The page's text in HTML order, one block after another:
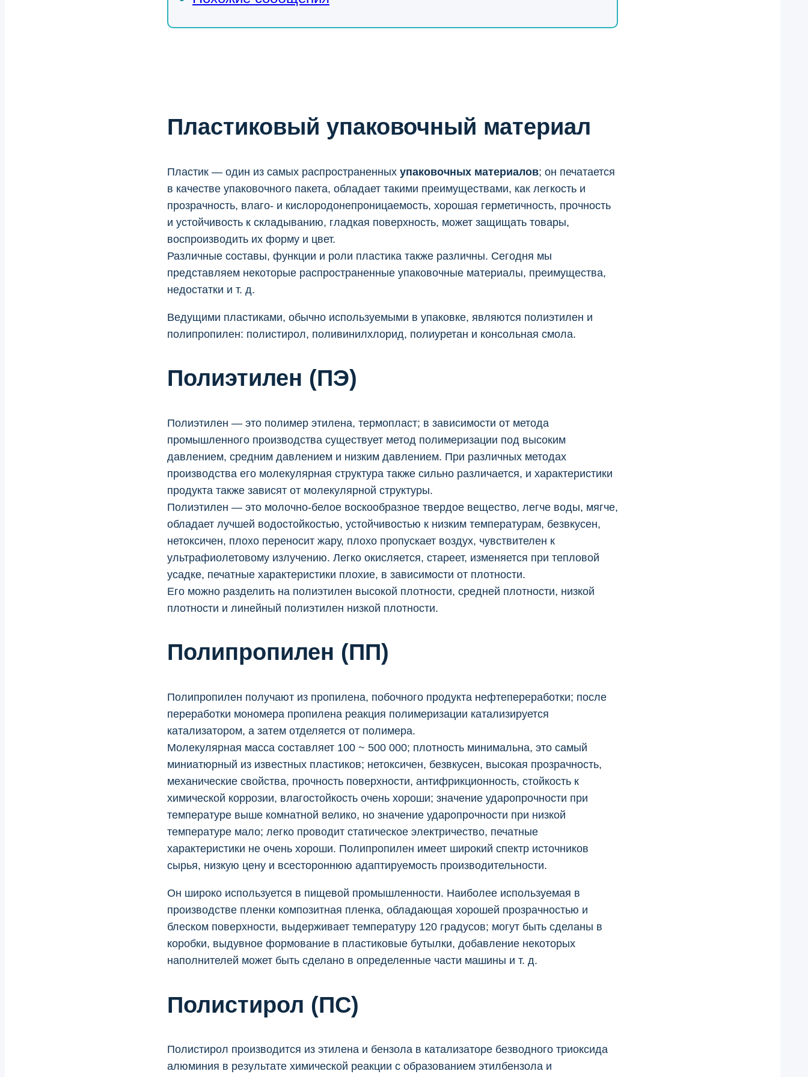
Пластиковый упаковочный материал
Пластик — один из самых распространенных упаковочных материалов; он печатается
в качестве упаковочного пакета, обладает такими преимуществами, как легкость и
прозрачность, влаго- и кислородонепроницаемость, хорошая герметичность, прочность
и устойчивость к складыванию, гладкая поверхность, может защищать товары,
воспроизводить их форму и цвет.
Различные составы, функции и роли пластика также различны. Сегодня мы
представляем некоторые распространенные упаковочные материалы, преимущества,
недостатки и т. д.
Ведущими пластиками, обычно используемыми в упаковке, являются полиэтилен и
полипропилен: полистирол, поливинилхлорид, полиуретан и консольная смола.
Полиэтилен (ПЭ)
Полиэтилен — это полимер этилена, термопласт; в зависимости от метода
промышленного производства существует метод полимеризации под высоким
давлением, средним давлением и низким давлением. При различных методах
производства его молекулярная структура также сильно различается, и характеристики
продукта также зависят от молекулярной структуры.
Полиэтилен — это молочно-белое воскообразное твердое вещество, легче воды, мягче,
обладает лучшей водостойкостью, устойчивостью к низким температурам, безвкусен,
нетоксичен, плохо переносит жару, плохо пропускает воздух, чувствителен к
ультрафиолетовому излучению. Легко окисляется, стареет, изменяется при тепловой
усадке, печатные характеристики плохие, в зависимости от плотности.
Его можно разделить на полиэтилен высокой плотности, средней плотности, низкой
плотности и линейный полиэтилен низкой плотности.
Полипропилен (ПП)
Полипропилен получают из пропилена, побочного продукта нефтепереработки; после
переработки мономера пропилена реакция полимеризации катализируется
катализатором, а затем отделяется от полимера.
Молекулярная масса составляет 100 ~ 500 000; плотность минимальна, это самый
миниатюрный из известных пластиков; нетоксичен, безвкусен, высокая прозрачность,
механические свойства, прочность поверхности, антифрикционность, стойкость к
химической коррозии, влагостойкость очень хороши; значение ударопрочности при
температуре выше комнатной велико, но значение ударопрочности при низкой
температуре мало; легко проводит статическое электричество, печатные
характеристики не очень хороши. Полипропилен имеет широкий спектр источников
сырья, низкую цену и всестороннюю адаптируемость производительности.
Он широко используется в пищевой промышленности. Наиболее используемая в
производстве пленки композитная пленка, обладающая хорошей прозрачностью и
блеском поверхности, выдерживает температуру 120 градусов; могут быть сделаны в
коробки, выдувное формование в пластиковые бутылки, добавление некоторых
наполнителей может быть сделано в определенные части машины и т. д.
Полистирол (ПС)
Полистирол производится из этилена и бензола в катализаторе безводного триоксида
алюминия в результате химической реакции с образованием этилбензола и